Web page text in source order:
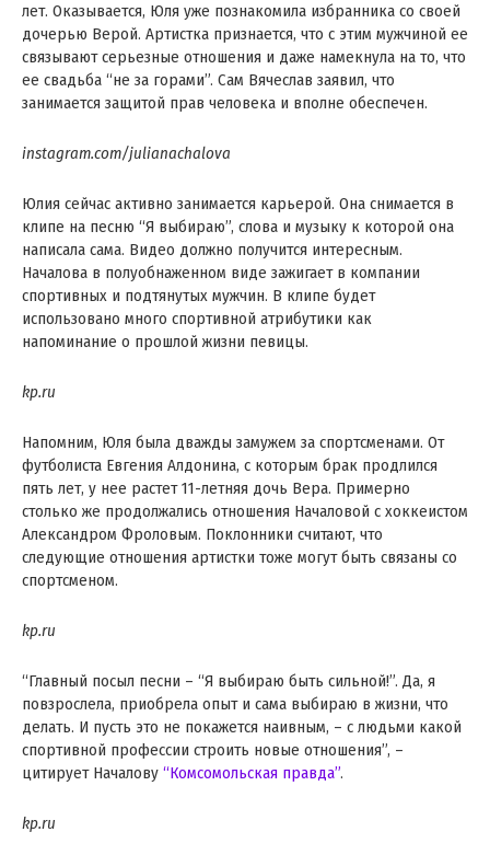
лет. Оказывается, Юля уже познакомила избранника со своей
дочерью Верой. Артистка признается, что с этим мужчиной ее
связывают серьезные отношения и даже намекнула на то, что
ее свадьба “не за горами”. Сам Вячеслав заявил, что
занимается защитой прав человека и вполне обеспечен.
instagram.com/julianachalova
Юлия сейчас активно занимается карьерой. Она снимается в
клипе на песню “Я выбираю”, слова и музыку к которой она
написала сама. Видео должно получится интересным.
Началова в полуобнаженном виде зажигает в компании
спортивных и подтянутых мужчин. В клипе будет
использовано много спортивной атрибутики как
напоминание о прошлой жизни певицы.
kp.ru
Напомним, Юля была дважды замужем за спортсменами. От
футболиста Евгения Алдонина, с которым брак продлился
пять лет, у нее растет 11-летняя дочь Вера. Примерно
столько же продолжались отношения Началовой с хоккеистом
Александром Фроловым. Поклонники считают, что
следующие отношения артистки тоже могут быть связаны со
спортсменом.
kp.ru
“Главный посыл песни – “Я выбираю быть сильной!”. Да, я
повзрослела, приобрела опыт и сама выбираю в жизни, что
делать. И пусть это не покажется наивным, – с людьми какой
спортивной профессии строить новые отношения”, –
цитирует Началову “Комсомольская правда”.
kp.ru